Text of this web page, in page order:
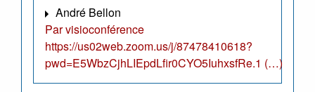
André Bellon
Par visioconférence
https://us02web.zoom.us/j/87478410618?
pwd=E5WbzCjhLIEpdLfir0CYO5IuhxsfRe.1 (…)